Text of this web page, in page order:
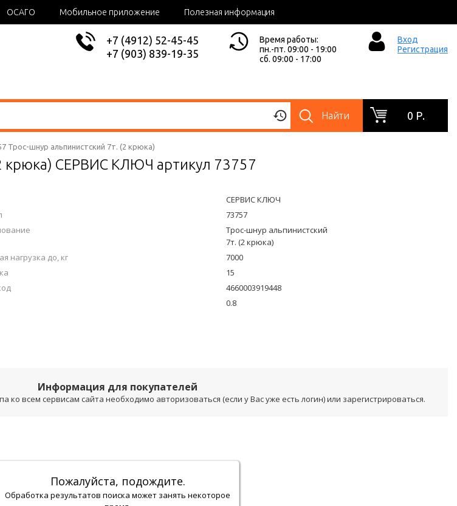
ОСАГО Мобильное приложение Полезная информация
+7 (4912) 52-45-45
+7 (903) 839-19-35
Время работы:
пн.-пт. 09:00 - 19:00
сб. 09:00 - 17:00
Вход
Регистрация
Найти 0 Р.
Трос-шнур альпинистский 7т. (2 крюка)
крюка) СЕРВИС КЛЮЧ артикул 73757
СЕРВИС КЛЮЧ
73757
Трос-шнур альпинистский
7т. (2 крюка)
нагрузка до, кг
7000
15
4660003919448
0.8
Информация для покупателей
ко всем сервисам сайта необходимо авторизоваться (если у Вас уже есть логин) или зарегистрироваться.
Пожалуйста, подождите.
Обработка результатов поиска может занять некоторое